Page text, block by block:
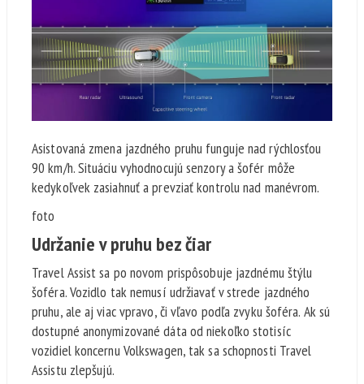
Asistovaná zmena jazdného pruhu funguje nad rýchlosťou
90 km/h. Situáciu vyhodnocujú senzory a šofér môže
kedykoľvek zasiahnuť a prevziať kontrolu nad manévrom.
foto
Udržanie v pruhu bez čiar
Travel Assist sa po novom prispôsobuje jazdnému štýlu
šoféra. Vozidlo tak nemusí udržiavať v strede jazdného
pruhu, ale aj viac vpravo, či vľavo podľa zvyku šoféra. Ak sú
dostupné anonymizované dáta od niekoľko stotisíc
vozidiel koncernu Volkswagen, tak sa schopnosti Travel
Assistu zlepšujú.